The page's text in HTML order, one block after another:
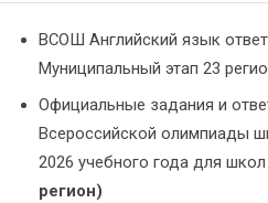
ВСОШ Английский язык
Муниципальный этап 23
Официальные задания и
Всероссийской олимпиады
2026 учебного года для школ
регион)